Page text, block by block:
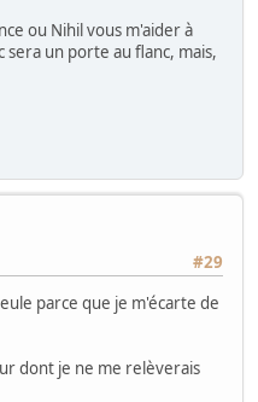
ou Nihil vous m'aider à
sera un porte au flanc, mais,
#29
parce que je m'écarte de
dont je ne me relèverais